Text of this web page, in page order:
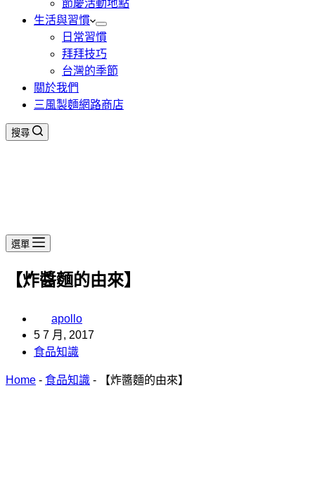
節慶活動地點
生活與習慣
日常習慣
拜拜技巧
台灣的季節
關於我們
三風製麵網路商店
搜尋
選單
【炸醬麵的由來】
apollo
5 7 月, 2017
食品知識
Home - 食品知識 - 【炸醬麵的由來】